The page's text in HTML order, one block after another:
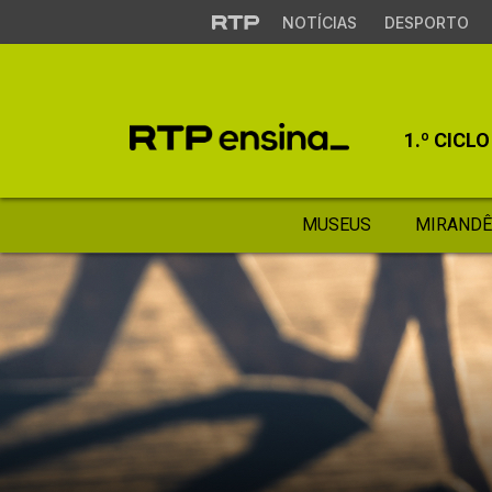
NOTÍCIAS DESPORTO
1.º CICLO
MUSEUS